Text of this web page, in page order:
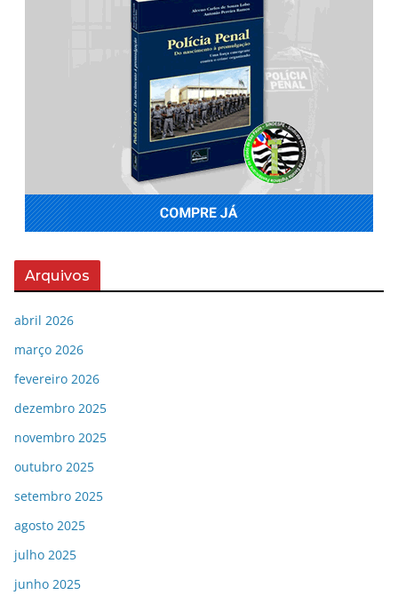
Arquivos
abril 2026
março 2026
fevereiro 2026
dezembro 2025
novembro 2025
outubro 2025
setembro 2025
agosto 2025
julho 2025
junho 2025